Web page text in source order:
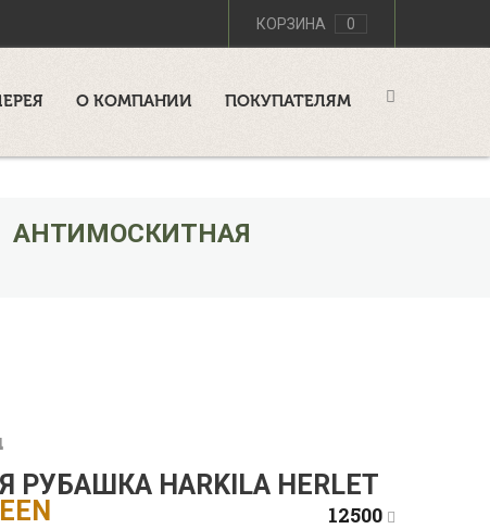
КОРЗИНА 0
О КОМПАНИИ ПОКУПАТЕЛЯМ
АНТИМОСКИТНАЯ
HARKILA HERLET
12500